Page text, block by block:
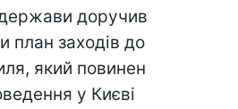
доручив
план заходів до
який повинен
у Києві